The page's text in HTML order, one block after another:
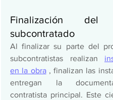
Finalización del
subcontratado
Al finalizar su parte del
subcontratistas realizan
en la obra , finalizan las
entregan la
contratista principal. Este